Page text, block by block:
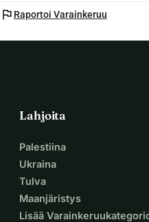
flag Raportoi Varainkeruu
Lahjoita
Palestiina
Ukraina
Tulva
Maanjäristys
Lisää